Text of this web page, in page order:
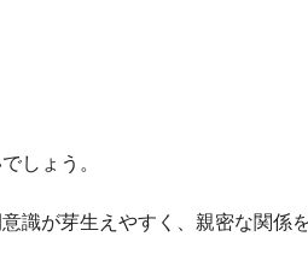
しょう。
識が芽生えやすく、親密な関係